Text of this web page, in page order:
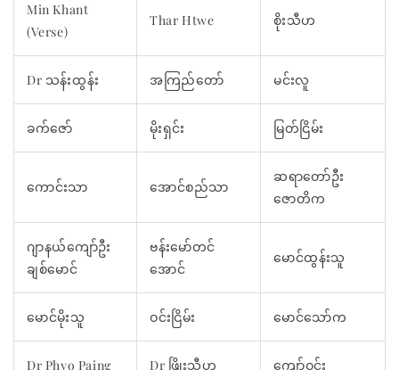
Min Khant
(Verse)
Thar Htwe စိုးသီဟ
Dr သန်းထွန်း အကြည်တော် မင်းလူ
ခက်ဇော် မိုးရှင်း မြတ်ငြိမ်း
ကောင်းသာ အောင်စည်သာ
ဆရာတော်ဦး
ဇောတိက
ဂျာနယ်ကျော်ဦး
ချစ်မောင်
ဗန်းမော်တင်
အောင်
မောင်ထွန်းသူ
မောင်မိုးသူ ဝင်းငြိမ်း မောင်သော်က
Dr Phyo Paing Dr ဖြိုးသီဟ ကျော်ဝင်း